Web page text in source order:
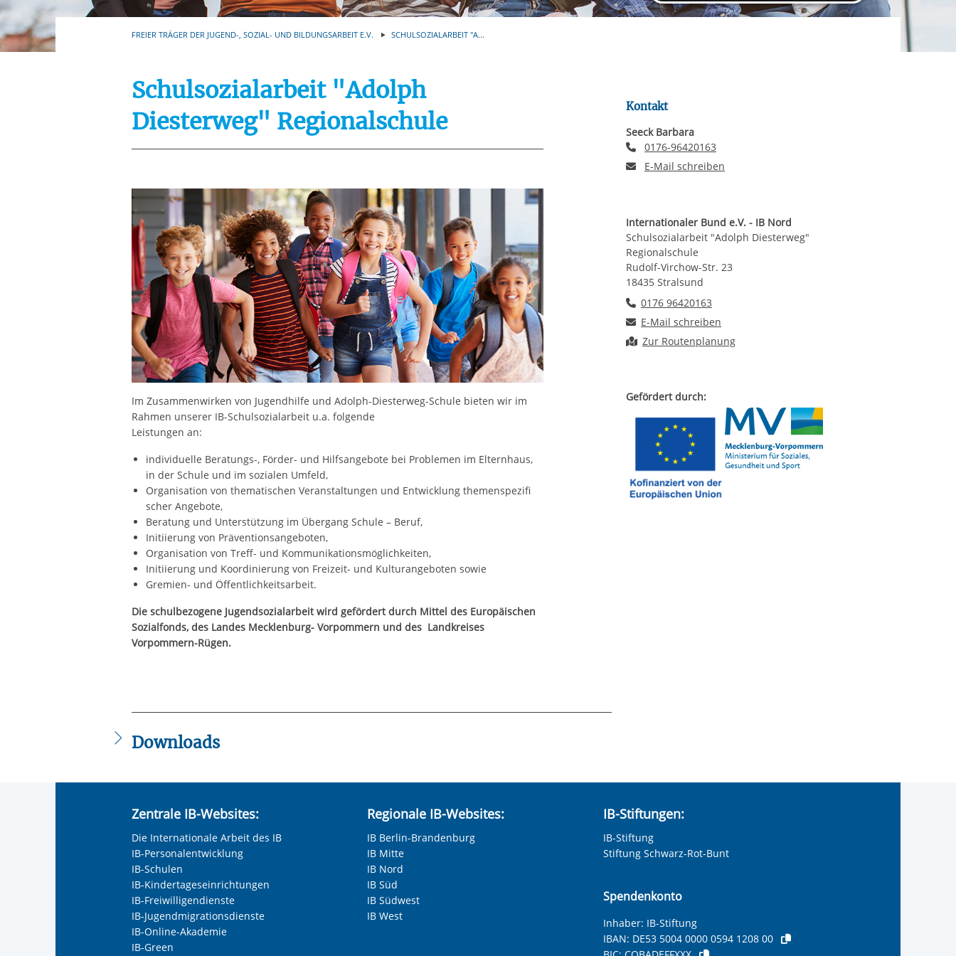
Ihre etwaige Einwilligung erstreckt sich nicht auf notwendige Cookies, die erforderlich zur Bereitstellung
aufgrund berechtigter Interessen und daher unabhängig von einer Einwilligung.
Automatische Wiedergabe starten/stoppen
FREIER TRÄGER DER JUGEND-, SOZIAL- UND BILDUNGSARBEIT E.V. SCHULSOZIALARBEIT "A...
Schulsozialarbeit "Adolph
Diesterweg" Regionalschule
Im Zusammenwirken von Jugendhilfe und Adolph-Diesterweg-Schule bieten wir im
Rahmen unserer IB-Schulsozialarbeit u.a. folgende
Leistungen an:
individuelle Beratungs-, Förder- und Hilfsangebote bei Problemen im Elternhaus,
in der Schule und im sozialen Umfeld,
Organisation von thematischen Veranstaltungen und Entwicklung themenspezifi
scher Angebote,
Beratung und Unterstützung im Übergang Schule – Beruf,
Initiierung von Präventionsangeboten,
Organisation von Treff- und Kommunikationsmöglichkeiten,
Initiierung und Koordinierung von Freizeit- und Kulturangeboten sowie
Gremien- und Öffentlichkeitsarbeit.
Die schulbezogene Jugendsozialarbeit wird gefördert durch Mittel des Europäischen
Sozialfonds, des Landes Mecklenburg- Vorpommern und des Landkreises
Vorpommern-Rügen.
Downloads
Kontakt
Seeck Barbara
Telefonnummer
0176-96420163
E-Mail an Seeck Barbara
E-Mail schreiben
Internationaler Bund e.V. - IB Nord
Schulsozialarbeit "Adolph Diesterweg"
Regionalschule
Rudolf-Virchow-Str. 23
18435 Stralsund
Telefonnummer
0176 96420163
E-Mail an Schulsozialarbeit "Adolph Diesterweg" Regionalschule
E-Mail schreiben
Route planen
Zur Routenplanung
Gefördert durch:
Zentrale IB-Websites:
Die Internationale Arbeit des IB
IB-Personalentwicklung
IB-Schulen
IB-Kindertageseinrichtungen
IB-Freiwilligendienste
IB-Jugendmigrationsdienste
IB-Online-Akademie
IB-Green
Regionale IB-Websites:
IB Berlin-Brandenburg
IB Mitte
IB Nord
IB Süd
IB Südwest
IB West
IB-Stiftungen:
IB-Stiftung
Stiftung Schwarz-Rot-Bunt
Spendenkonto
Inhaber: IB-Stiftung
IBAN: DE53 5004 0000 0594 1208 00